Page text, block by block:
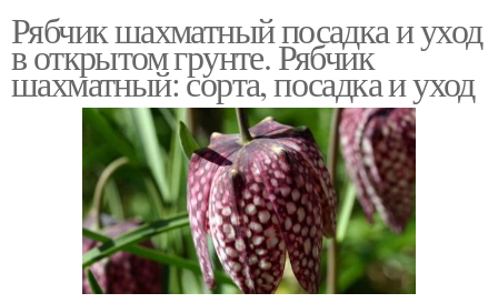
Рябчик шахматный посадка и уход
в открытом грунте. Рябчик
шахматный: сорта, посадка и уход